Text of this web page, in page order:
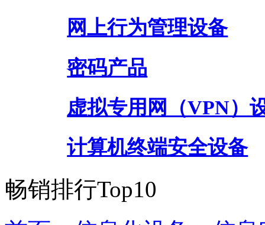
网上行为管理设备
密码产品
虚拟专用网（VPN）
计算机终端安全设备
畅销排行Top10